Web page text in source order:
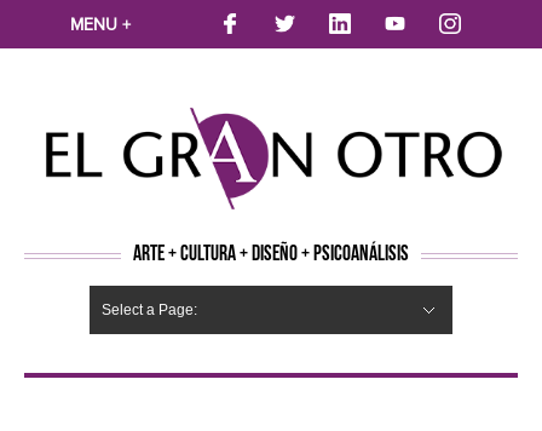
MENU +
ARTE + CULTURA + DISEÑO + PSICOANÁLISIS
Select a Page: